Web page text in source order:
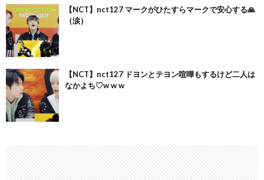
【NCT】nct127 マークがひたすらマークで安心する🙏
（涙）
【NCT】nct127 ドヨンとテヨン喧嘩もするけど二人は
なかよち♡w w w